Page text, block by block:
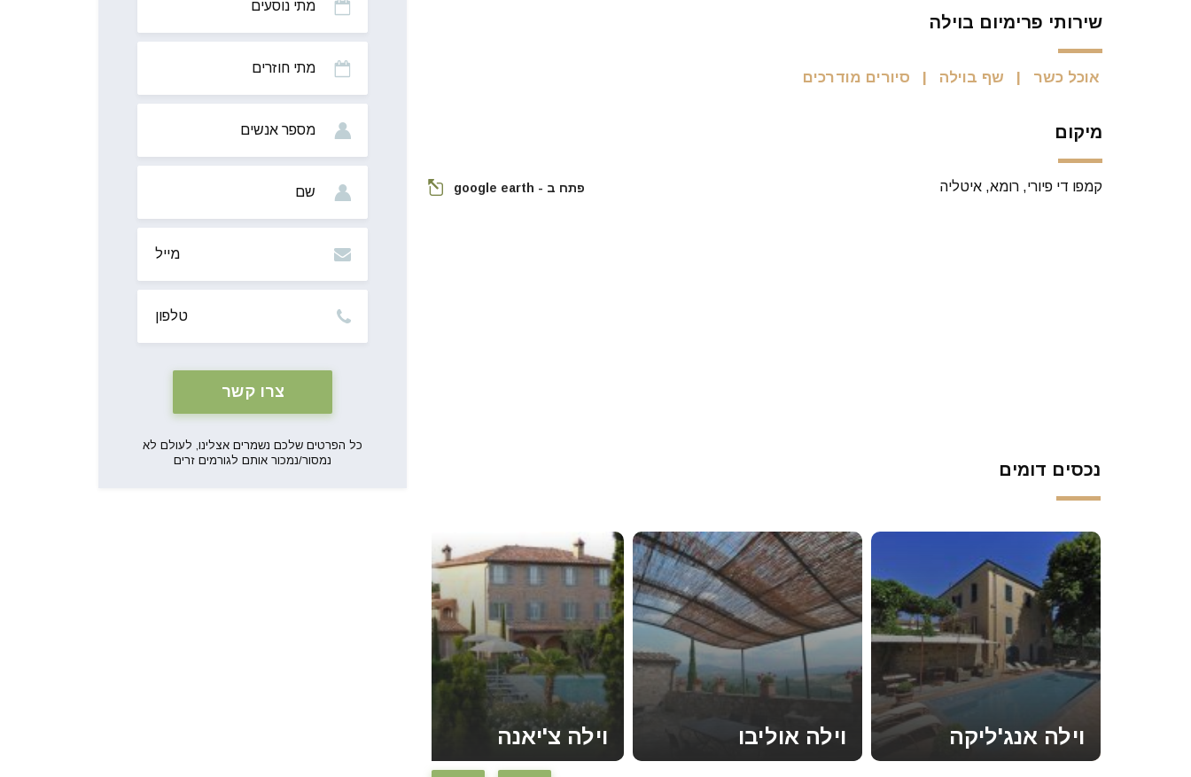
שירותי פרימיום בוילה
אוכל כשר שף בוילה סיורים מודרכים
מיקום
קמפו די פיורי, רומא, איטליה פתח ב - google earth
נכסים דומים
וילה אנג'ליקה
קראו עוד
וילה אוליבו
קראו עוד
וילה צ'יאנה
קראו עוד
נוסעים
חוזרים
אנשים
כל הפרטים שלכם נשמרים אצלינו, לעולם לא
נמסור/נמכור אותם לגורמים זרים